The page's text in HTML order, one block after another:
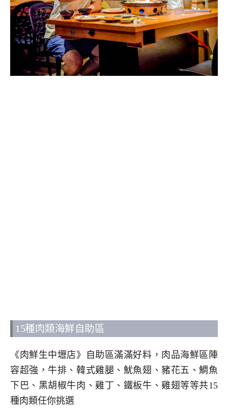
15種肉類海鮮自助區
《肉鮮生中壢店》自助區滿滿好料，肉品海鮮區陣
容超強，牛排、韓式雞腿、魷魚翅、豬花五、鯛魚
下巴、黑胡椒牛肉、雞丁、鐵板牛、雞翅等等共15
種肉類任你挑選